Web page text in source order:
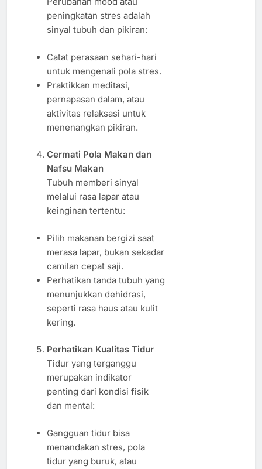
peningkatan stres adalah
sinyal tubuh dan pikiran:
Catat perasaan sehari-hari
untuk mengenali pola stres.
Praktikkan meditasi,
pernapasan dalam, atau
aktivitas relaksasi untuk
menenangkan pikiran.
Cermati Pola Makan dan
Nafsu Makan
Tubuh memberi sinyal
melalui rasa lapar atau
keinginan tertentu:
Pilih makanan bergizi saat
merasa lapar, bukan sekadar
camilan cepat saji.
Perhatikan tanda tubuh yang
menunjukkan dehidrasi,
seperti rasa haus atau kulit
kering.
Perhatikan Kualitas Tidur
Tidur yang terganggu
merupakan indikator
penting dari kondisi fisik
dan mental:
Gangguan tidur bisa
menandakan stres, pola
tidur yang buruk, atau